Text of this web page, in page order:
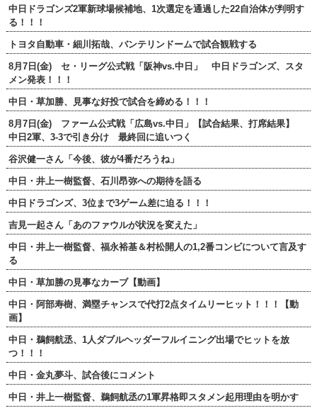
中日ドラゴンズ2軍新球場候補地、1次選定を通過した22自治体が判明す
る！！！
トヨタ自動車・細川拓哉、バンテリンドームで試合観戦する
8月7日(金) セ・リーグ公式戦「阪神vs.中日」 中日ドラゴンズ、スタ
メン発表！！！
中日・草加勝、見事な好投で試合を締める！！！
8月7日(金) ファーム公式戦「広島vs.中日」【試合結果、打席結果】
中日2軍、3-3で引き分け 最終回に追いつく
谷沢健一さん「今後、彼が4番だろうね」
中日・井上一樹監督、石川昂弥への期待を語る
中日ドラゴンズ、3位まで3ゲーム差に迫る！！！
吉見一起さん「あのファウルが状況を変えた」
中日・井上一樹監督、福永裕基＆村松開人の1,2番コンビについて言及す
る
中日・草加勝の見事なカーブ【動画】
中日・阿部寿樹、満塁チャンスで代打2点タイムリーヒット！！！【動
画】
中日・鵜飼航丞、1人ダブルヘッダーフルイニング出場でヒットを放
つ！！！
中日・金丸夢斗、試合後にコメント
中日・井上一樹監督、鵜飼航丞の1軍昇格即スタメン起用理由を明かす